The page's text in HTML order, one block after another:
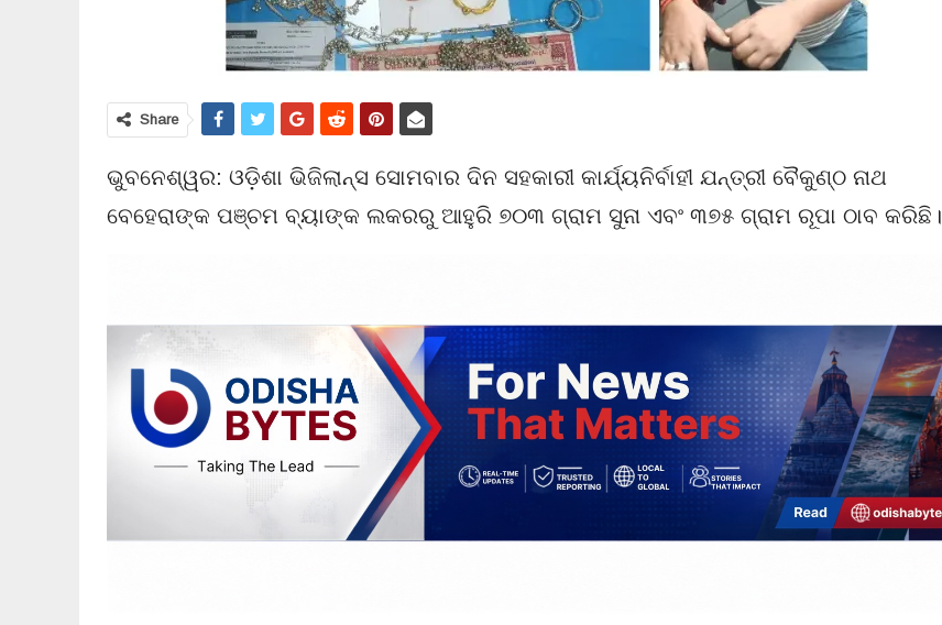
Share
ଭୁବନେଶ୍ୱର: ଓଡ଼ିଶା ଭିଜିଲାନ୍ସ ସୋମବାର ଦିନ ସହକାରୀ କାର୍ଯ୍ୟନିର୍ବାହୀ ଯନ୍ତ୍ରୀ ବୈକୁଣ୍ଠ ନାଥ
ବେହେରାଙ୍କ ପଞ୍ଚମ ବ୍ୟାଙ୍କ ଲକରରୁ ଆହୁରି ୭୦୩ ଗ୍ରାମ ସୁନା ଏବଂ ୩୭୫ ଗ୍ରାମ ରୂପା ଠାବ କରିଛି।